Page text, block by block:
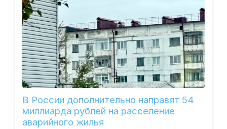
В России дополнительно направят 54
миллиарда рублей на расселение
аварийного жилья